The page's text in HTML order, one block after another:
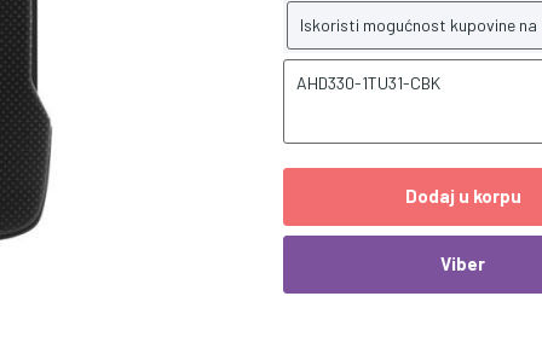
Iskoristi mogućnost kupovine
AHD330-1TU31-CBK
Dodaj u korpu
Viber